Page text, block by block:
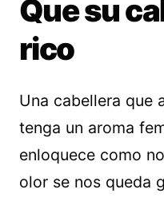
Que su
rico
Una cabellera que
tenga un aroma
enloquece como
olor se nos queda